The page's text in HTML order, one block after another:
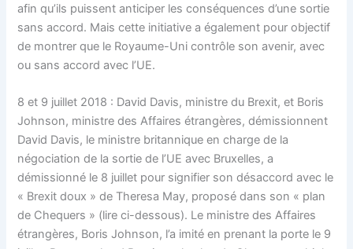
afin qu’ils puissent anticiper les conséquences d’une sortie
sans accord. Mais cette initiative a également pour objectif
de montrer que le Royaume-Uni contrôle son avenir, avec
ou sans accord avec l’UE.
8 et 9 juillet 2018 : David Davis, ministre du Brexit, et Boris
Johnson, ministre des Affaires étrangères, démissionnent
David Davis, le ministre britannique en charge de la
négociation de la sortie de l’UE avec Bruxelles, a
démissionné le 8 juillet pour signifier son désaccord avec le
« Brexit doux » de Theresa May, proposé dans son « plan
de Chequers » (lire ci-dessous). Le ministre des Affaires
étrangères, Boris Johnson, l’a imité en prenant la porte le 9